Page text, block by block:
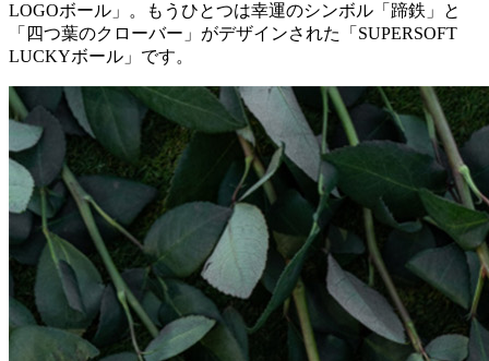
LOGOボール」。もうひとつは幸運のシンボル「蹄鉄」と
「四つ葉のクローバー」がデザインされた「SUPERSOFT
LUCKYボール」です。